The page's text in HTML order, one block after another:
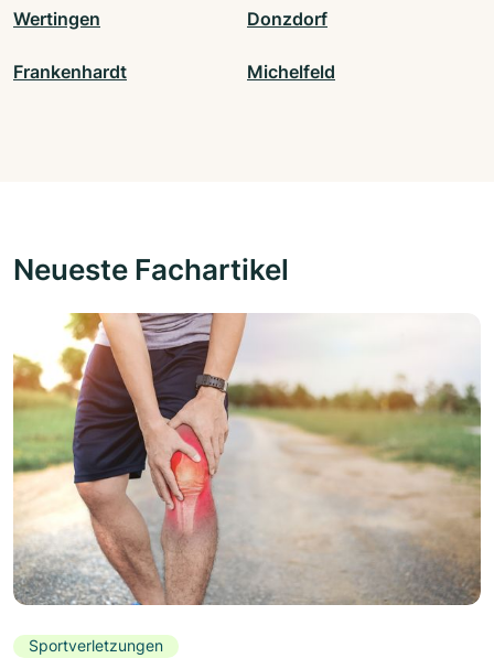
Wertingen Donzdorf
Frankenhardt Michelfeld
Neueste Fachartikel
Sportverletzungen